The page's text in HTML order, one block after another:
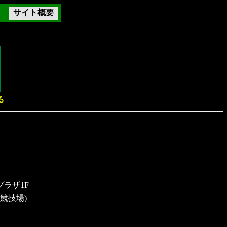
サイト概要
ラザ1F
技場)